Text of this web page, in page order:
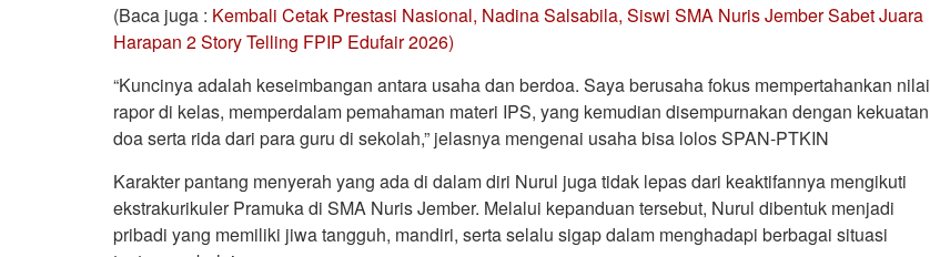
(Baca juga : Kembali Cetak Prestasi Nasional, Nadina Salsabila, Siswi SMA Nuris Jember Sabet Juara
Harapan 2 Story Telling FPIP Edufair 2026)
“Kuncinya adalah keseimbangan antara usaha dan berdoa. Saya berusaha fokus mempertahankan nilai
rapor di kelas, memperdalam pemahaman materi IPS, yang kemudian disempurnakan dengan kekuatan
doa serta rida dari para guru di sekolah,” jelasnya mengenai usaha bisa lolos SPAN-PTKIN
Karakter pantang menyerah yang ada di dalam diri Nurul juga tidak lepas dari keaktifannya mengikuti
ekstrakurikuler Pramuka di SMA Nuris Jember. Melalui kepanduan tersebut, Nurul dibentuk menjadi
pribadi yang memiliki jiwa tangguh, mandiri, serta selalu sigap dalam menghadapi berbagai situasi